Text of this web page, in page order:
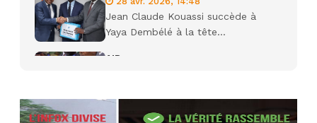
Jean Claude Kouassi succède à
Yaya Dembélé à la tête...
AIP
Camara tué lors d’attaques...